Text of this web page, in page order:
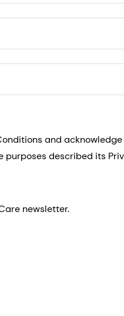
and
described its
newsletter.